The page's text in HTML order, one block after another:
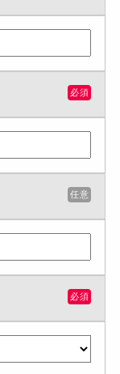
必須
任意
必須